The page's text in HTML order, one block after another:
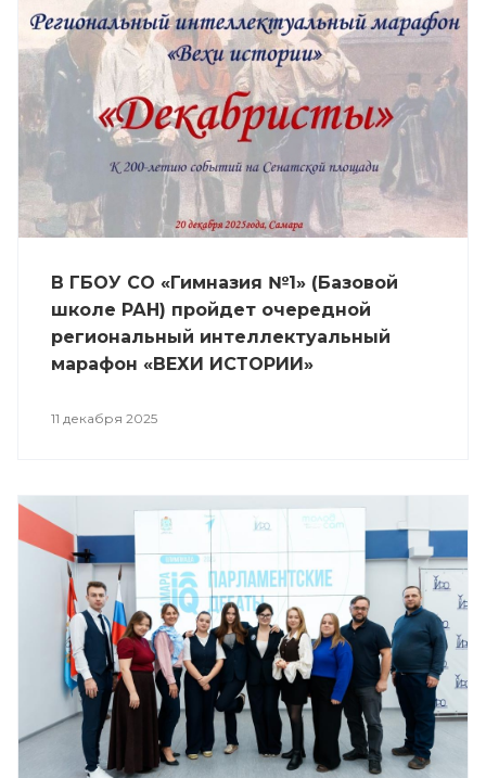
В ГБОУ СО «Гимназия №1» (Базовой
школе РАН) пройдет очередной
региональный интеллектуальный
марафон «ВЕХИ ИСТОРИИ»
11 декабря 2025